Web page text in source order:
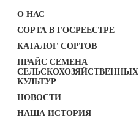
О НАС
СОРТА В ГОСРЕЕСТРЕ
КАТАЛОГ СОРТОВ
ПРАЙС СЕМЕНА
СЕЛЬСКОХОЗЯЙСТВЕННЫХ
КУЛЬТУР
НОВОСТИ
НАША ИСТОРИЯ